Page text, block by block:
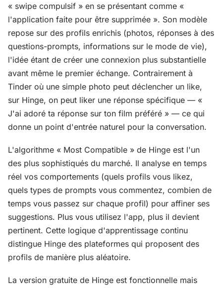
« swipe compulsif » en se présentant comme «
l'application faite pour être supprimée ». Son modèle
repose sur des profils enrichis (photos, réponses à des
questions-prompts, informations sur le mode de vie),
l'idée étant de créer une connexion plus substantielle
avant même le premier échange. Contrairement à
Tinder où une simple photo peut déclencher un like,
sur Hinge, on peut liker une réponse spécifique — «
J'ai adoré ta réponse sur ton film préféré » — ce qui
donne un point d'entrée naturel pour la conversation.
L'algorithme « Most Compatible » de Hinge est l'un
des plus sophistiqués du marché. Il analyse en temps
réel vos comportements (quels profils vous likez,
quels types de prompts vous commentez, combien de
temps vous passez sur chaque profil) pour affiner ses
suggestions. Plus vous utilisez l'app, plus il devient
pertinent. Cette logique d'apprentissage continu
distingue Hinge des plateformes qui proposent des
profils de manière plus aléatoire.
La version gratuite de Hinge est fonctionnelle mais